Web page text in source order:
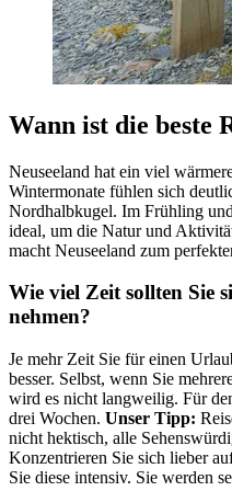
Wann ist die beste
Neuseeland hat ein viel
Wintermonate fühlen sich
Nordhalbkugel. Im Frühling
ideal, um die Natur und
macht Neuseeland zum
Wie viel Zeit sollten Sie
nehmen?
Je mehr Zeit Sie für einen
besser. Selbst, wenn Sie
wird es nicht langweilig. Für
drei Wochen. Unser Tipp:
nicht hektisch, alle
Konzentrieren Sie sich lieber
Sie diese intensiv. Sie werden